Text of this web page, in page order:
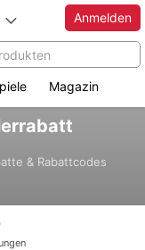
Anmelden
Magazin
& Rabattcodes